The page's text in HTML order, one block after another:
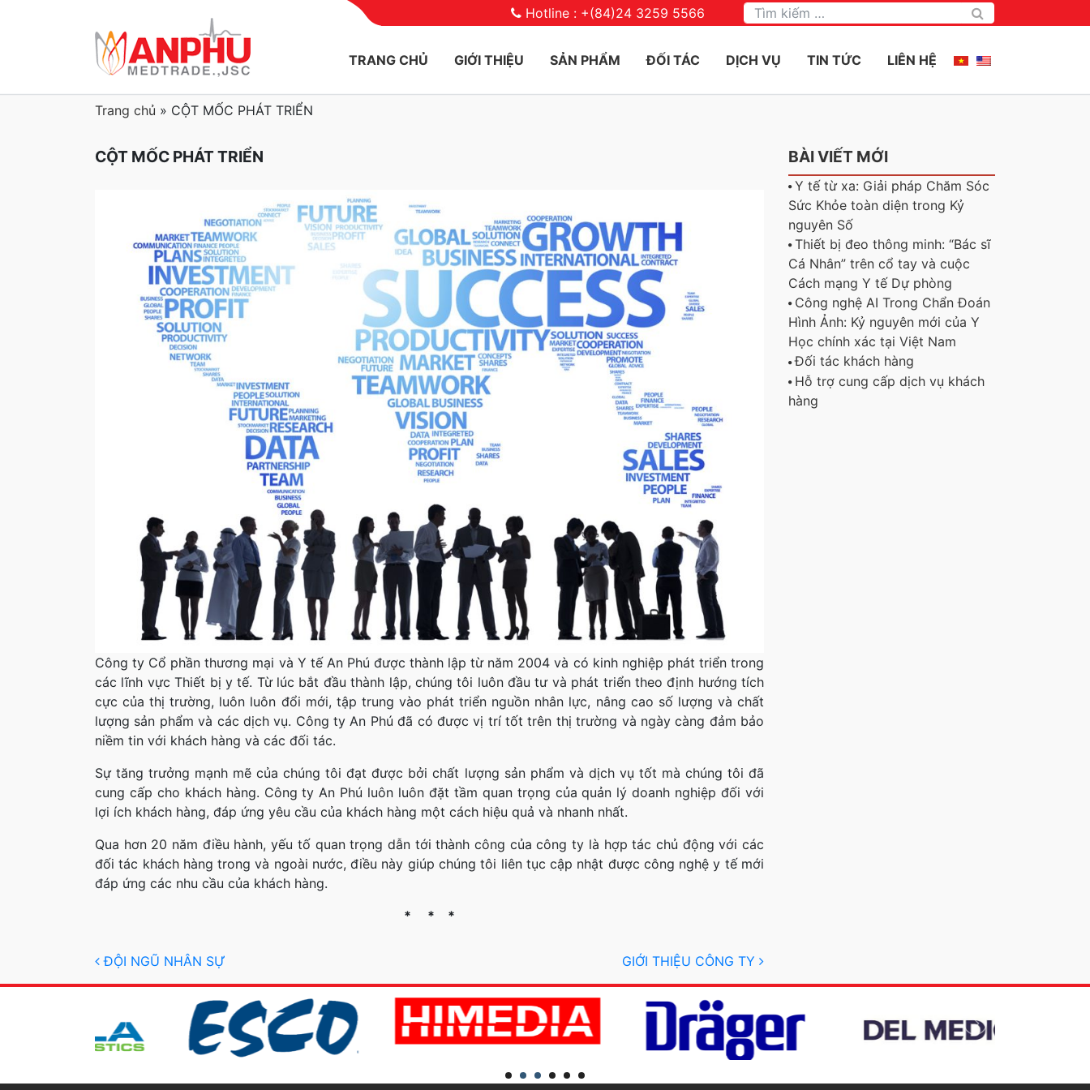
Hotline : +(84)24 3259 5566 Tìm kiếm
TRANG CHỦ GIỚI THIỆU SẢN PHẨM ĐỐI TÁC DỊCH VỤ TIN TỨC LIÊN HỆ
Trang chủ » CỘT MỐC PHÁT TRIỂN
CỘT MỐC PHÁT TRIỂN
Công ty Cổ phần thương mại và Y tế An Phú được thành lập từ năm 2004 và có kinh nghiệp phát triển trong
các lĩnh vực Thiết bị y tế. Từ lúc bắt đầu thành lập, chúng tôi luôn đầu tư và phát triển theo định hướng tích
cực của thị trường, luôn luôn đổi mới, tập trung vào phát triển nguồn nhân lực, nâng cao số lượng và chất
lượng sản phẩm và các dịch vụ. Công ty An Phú đã có được vị trí tốt trên thị trường và ngày càng đảm bảo
niềm tin với khách hàng và các đối tác.
Sự tăng trưởng mạnh mẽ của chúng tôi đạt được bởi chất lượng sản phẩm và dịch vụ tốt mà chúng tôi đã
cung cấp cho khách hàng. Công ty An Phú luôn luôn đặt tầm quan trọng của quản lý doanh nghiệp đối với
lợi ích khách hàng, đáp ứng yêu cầu của khách hàng một cách hiệu quả và nhanh nhất.
Qua hơn 20 năm điều hành, yếu tố quan trọng dẫn tới thành công của công ty là hợp tác chủ động với các
đối tác khách hàng trong và ngoài nước, điều này giúp chúng tôi liên tục cập nhật được công nghệ y tế mới
đáp ứng các nhu cầu của khách hàng.
* * *
Post navigation
ĐỘI NGŨ NHÂN SỰ GIỚI THIỆU CÔNG TY
BÀI VIẾT MỚI
Y tế từ xa: Giải pháp Chăm Sóc
Sức Khỏe toàn diện trong Kỷ
nguyên Số
Thiết bị đeo thông minh: “Bác sĩ
Cá Nhân” trên cổ tay và cuộc
Cách mạng Y tế Dự phòng
Công nghệ AI Trong Chẩn Đoán
Hình Ảnh: Kỷ nguyên mới của Y
Học chính xác tại Việt Nam
Đối tác khách hàng
Hỗ trợ cung cấp dịch vụ khách
hàng